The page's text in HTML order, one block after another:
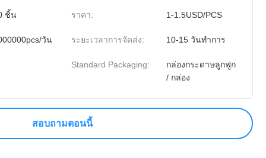
ชิ้น ราคา: 1-1.5USD/PCS
วัน ระยะเวลาการจัดส่ง: 10-15 วันทำการ
Standard Packaging:
กล่องกระดาษลูกฟูก
/ กล่อง
สอบถามตอนนี้